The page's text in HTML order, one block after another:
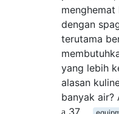
dengan
terutama
yang lebih
alasan
banyak air?
37